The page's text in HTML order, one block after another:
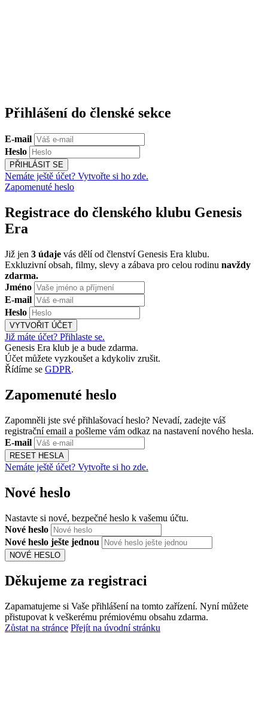
Přihlášení do členské sekce
E-mail
Heslo
PŘIHLÁSIT SE
Nemáte ještě účet? Vytvořte si ho zde.
Zapomenuté heslo
Registrace do členského klubu Genesis
Era
Již jen 3 údaje vás dělí od členství Genesis Era klubu.
Exkluzivní obsah, filmy, slevy a zábava pro celou rodinu navždy
zdarma.
Jméno
E-mail
Heslo
VYTVOŘIT ÚČET
Již máte účet? Přihlaste se.
Genesis Era klub je a bude zdarma.
Účet můžete vyzkoušet a kdykoliv zrušit.
Řídíme se GDPR.
Zapomenuté heslo
Zapomněli jste své přihlašovací heslo? Nevadí, zadejte váš
registrační email a pošleme vám odkaz na nastavení nového hesla.
E-mail
RESET HESLA
Nemáte ještě účet? Vytvořte si ho zde.
Nové heslo
Nastavte si nové, bezpečné heslo k vašemu účtu.
Nové heslo
Nové heslo ješte jednou
NOVÉ HESLO
Děkujeme za registraci
Zapamatujeme si Vaše přihlášení na tomto zařízení. Nyní můžete
přistupovat k veškerému prémiovému obsahu zdarma.
Zůstat na stránce Přejít na úvodní stránku